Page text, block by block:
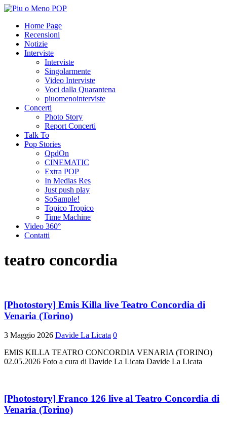
Home Page
Recensioni
Notizie
Interviste
Interviste
Singolarmente
Video Interviste
Voci dalla Quarantena
piuomenointerviste
Concerti
Photo Story
Report Concerti
Talk To
Pop Stories
QpdOn
CINEMATIC
Extra POP
In Medias Res
Just push play
SoSample!
Topico Tropico
Time Machine
Video 360°
Contatti
teatro concordia
[Photostory] Emis Killa live Teatro Concordia di
Venaria (Torino)
3 Maggio 2026 Davide La Licata 0
EMIS KILLA TEATRO CONCORDIA VENARIA (TORINO)
02.05.2026 Foto a cura di Davide La Licata Davide La Licata
[Photostory] Franco 126 live al Teatro Concordia di
Venaria (Torino)